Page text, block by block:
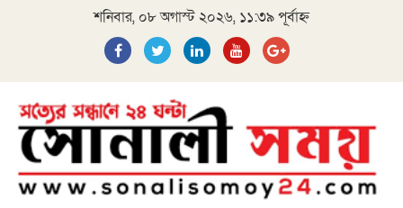
শনিবার, ০৮ অগাস্ট ২০২৬, ১১:৩৯ পূর্বাহ্ন